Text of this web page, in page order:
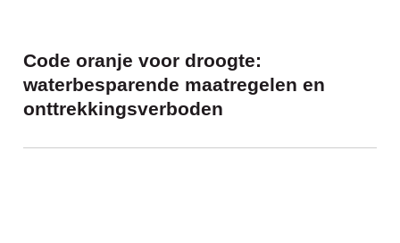
Code oranje voor droogte:
waterbesparende maatregelen en
onttrekkingsverboden